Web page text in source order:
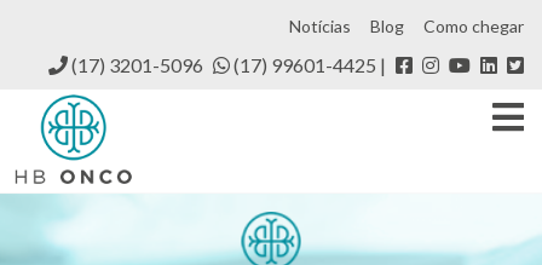
Notícias Blog Como chegar
(17) 3201-5096 (17) 99601-4425